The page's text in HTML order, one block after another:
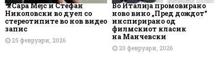
🎥Сара Мејс и Стефан
Николовски во дуел со
стереотипите во нов видео
запис
25 февруари, 2026
Во Италија промовирано
ново вино „Пред дождот“
инспирирано од
филмскиот класик
на Манчевски
20 февруари, 2026